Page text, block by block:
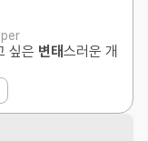
싶은 변태스러운 개